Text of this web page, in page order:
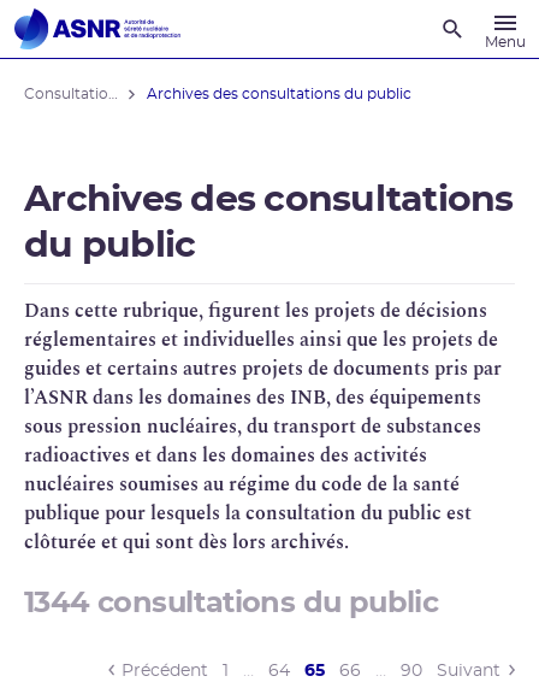
Menu
Archives des consultations du public
Archives des consultations
du public
Dans cette rubrique, figurent les projets de décisions
réglementaires et individuelles ainsi que les projets de
guides et certains autres projets de documents pris par
l’ASNRdans les domaines des INB, des équipements
sous pression nucléaires, du transport de substances
radioactives et dans les domaines des activités
nucléaires soumises au régime du code de la santé
publique pour lesquels la consultation du public est
clôturée et qui sont dès lors archivés.
1344 consultations du public
Précédent … 64 65(current)
66 … 90 Suivant